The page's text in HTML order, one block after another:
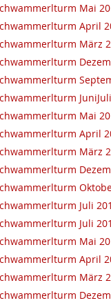
Mai
April
März
Mai
April
März
Juli
Juli
Mai
April
März